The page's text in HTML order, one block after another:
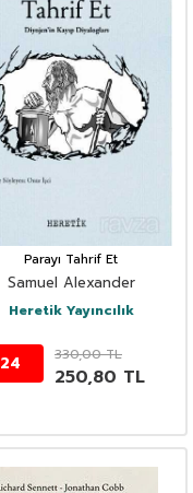
Parayı Tahrif Et
Samuel Alexander
Heretik Yayıncılık
24 330,00TL
250,80 TL